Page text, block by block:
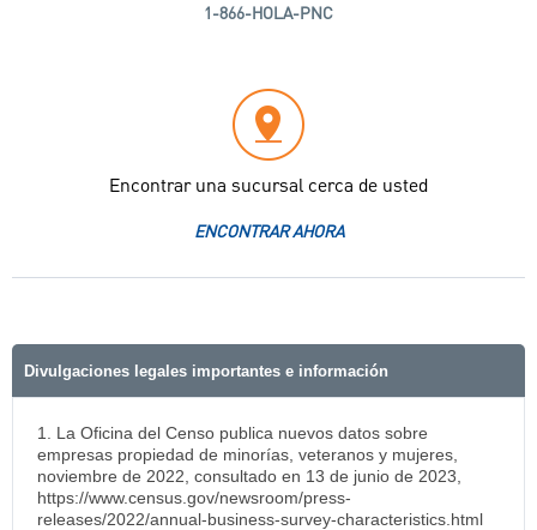
1-866-HOLA-PNC
Encontrar una sucursal cerca de usted
ENCONTRAR AHORA
Divulgaciones legales importantes e información
1. La Oficina del Censo publica nuevos datos sobre
empresas propiedad de minorías, veteranos y mujeres,
noviembre de 2022, consultado en 13 de junio de 2023,
https://www.census.gov/newsroom/press-
releases/2022/annual-business-survey-characteristics.html